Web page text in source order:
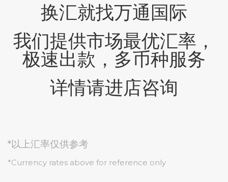
换汇就找万通国际
我们提供市场最优汇率，
极速出款，多币种服务
详情请进店咨询
*以上汇率仅供参考
*Currency rates above for reference only